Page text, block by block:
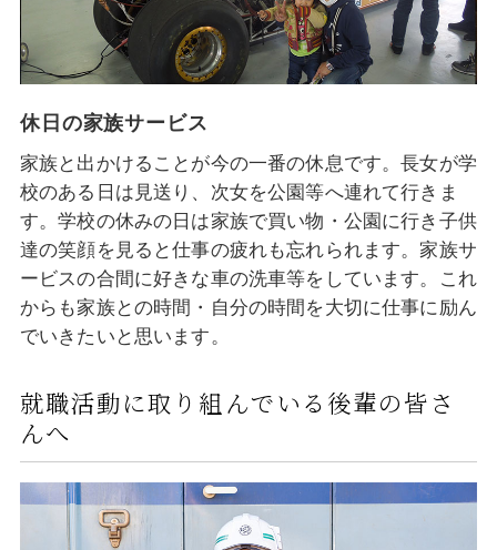
休日の家族サービス
家族と出かけることが今の一番の休息です。長女が学
校のある日は見送り、次女を公園等へ連れて行きま
す。学校の休みの日は家族で買い物・公園に行き子供
達の笑顔を見ると仕事の疲れも忘れられます。家族サ
ービスの合間に好きな車の洗車等をしています。これ
からも家族との時間・自分の時間を大切に仕事に励ん
でいきたいと思います。
就職活動に取り組んでいる後輩の皆さ
んへ